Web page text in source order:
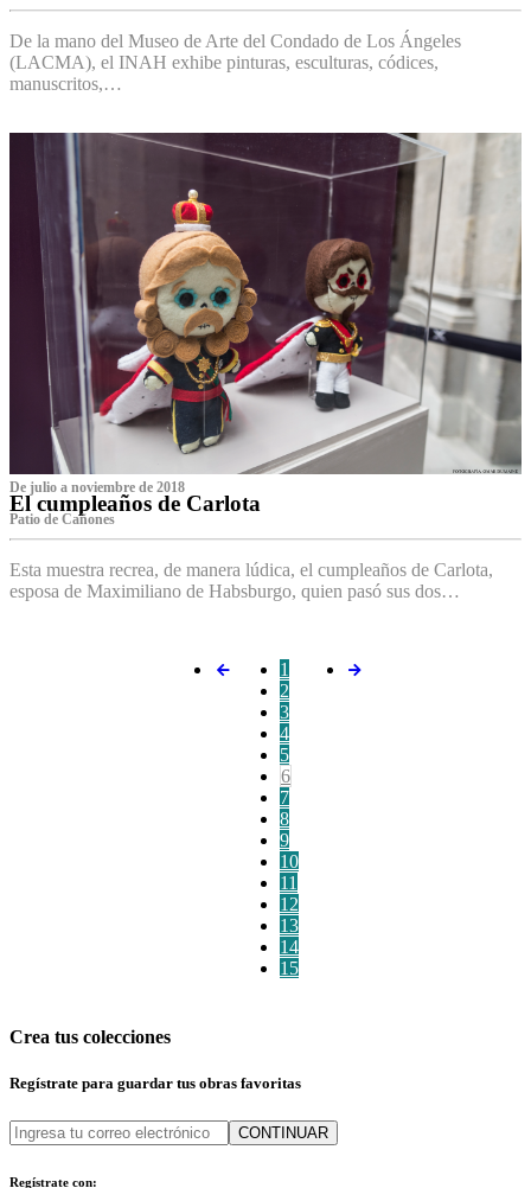
De la mano del Museo de Arte del Condado de Los Ángeles
(LACMA), el INAH exhibe pinturas, esculturas, códices,
manuscritos,…
De julio a noviembre de 2018
El cumpleaños de Carlota
Patio de Cañones
Esta muestra recrea, de manera lúdica, el cumpleaños de Carlota,
esposa de Maximiliano de Habsburgo, quien pasó sus dos…
1
2
3
4
5
6
7
8
9
10
11
12
13
14
15
Crea tus colecciones
Regístrate para guardar tus obras favoritas
CONTINUAR
Regístrate con: